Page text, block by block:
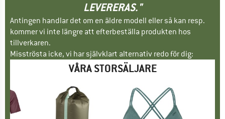
LEVERERAS."
Antingen handlar det om en äldre modell eller så kan resp.
kommer vi inte längre att efterbeställa produkten hos
tillverkaren.
Misströsta icke, vi har självklart alternativ redo för dig:
VÅRA STORSÄLJARE